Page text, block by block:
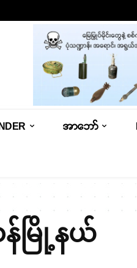
အာဘော်
န်မြို့နယ်